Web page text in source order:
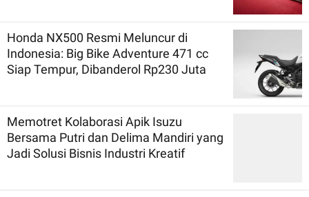
Honda NX500 Resmi Meluncur di
Indonesia: Big Bike Adventure 471 cc
Siap Tempur, Dibanderol Rp230 Juta
Memotret Kolaborasi Apik Isuzu
Bersama Putri dan Delima Mandiri yang
Jadi Solusi Bisnis Industri Kreatif